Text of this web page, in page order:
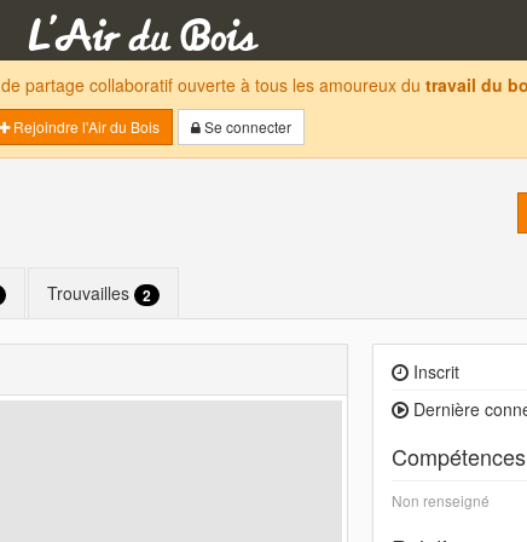
de partage collaboratif ouverte à tous les amoureux du travail du
Rejoindre l'Air du Bois
Se connecter
Trouvailles 2
Inscrit
Dernière
Compétences
Non renseigné